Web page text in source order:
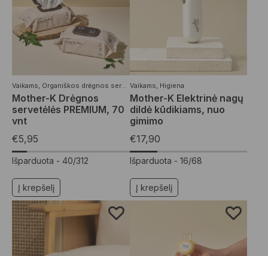
Vaikams, Organiškos drėgnos servetėlės
Mother-K Drėgnos
servetėlės PREMIUM, 70
vnt
€5,95
Išparduota - 40/312
Į krepšelį
Vaikams, Higiena
Mother-K Elektrinė nagų
dildė kūdikiams, nuo
gimimo
€17,90
Išparduota - 16/68
Į krepšelį